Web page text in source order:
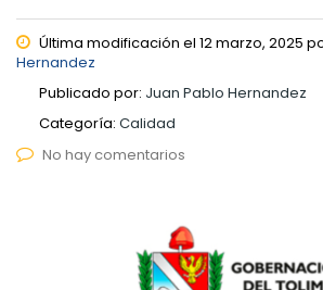
Última modificación el 12 marzo, 2025
Hernandez
Publicado por: Juan Pablo Hernandez
Categoría: Calidad
No hay comentarios